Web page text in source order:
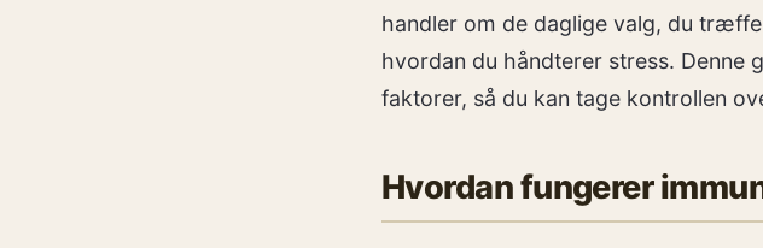
handler om de daglige valg, du
hvordan du håndterer stress. Denne
faktorer, så du kan tage kontrollen
Hvordan fungerer